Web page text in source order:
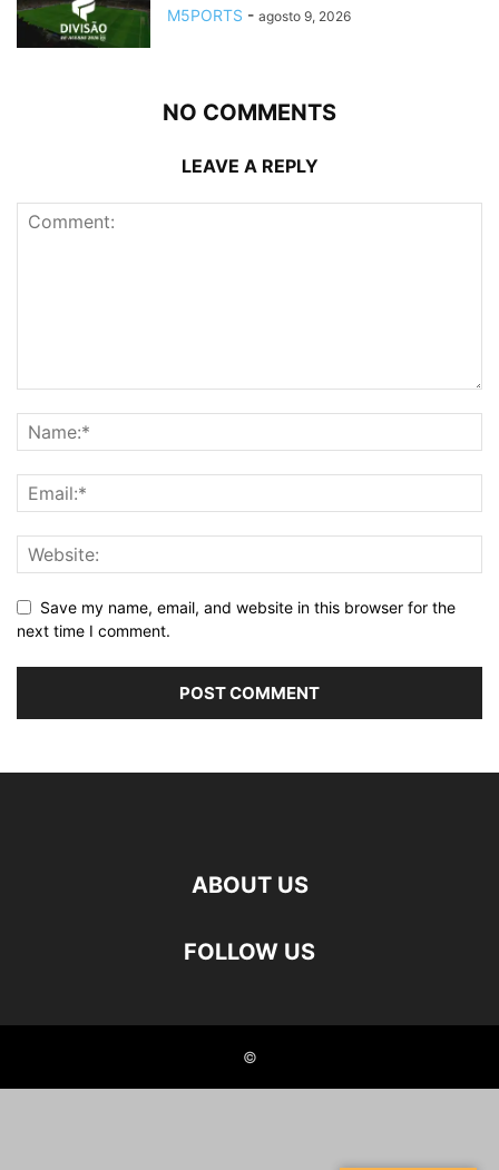
M5PORTS - agosto 9, 2026
NO COMMENTS
LEAVE A REPLY
Save my name, email, and website in this browser for the
next time I comment.
ABOUT US
FOLLOW US
©